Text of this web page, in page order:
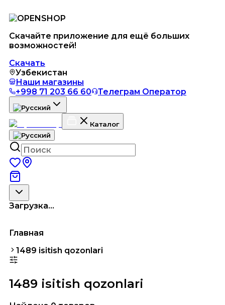
Скачайте приложение для ещё больших
возможностей!
Скачать
Узбекистан
Наши магазины
+998 71 203 66 60
Телеграм Оператор
Каталог
Загрузка...
Главная
1489 isitish qozonlari
1489 isitish qozonlari